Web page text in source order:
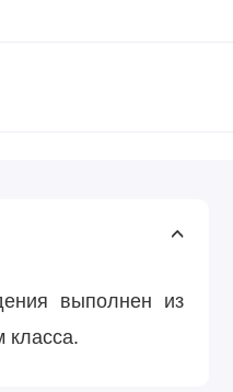
выполнен из
класса.